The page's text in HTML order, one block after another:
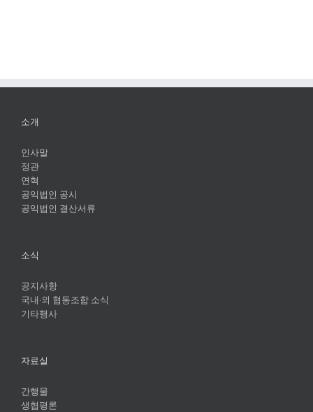
소개
인사말
정관
연혁
공익법인 공시
공익법인 결산서류
소식
공지사항
국내·외 협동조합 소식
기타행사
자료실
간행물
생협평론